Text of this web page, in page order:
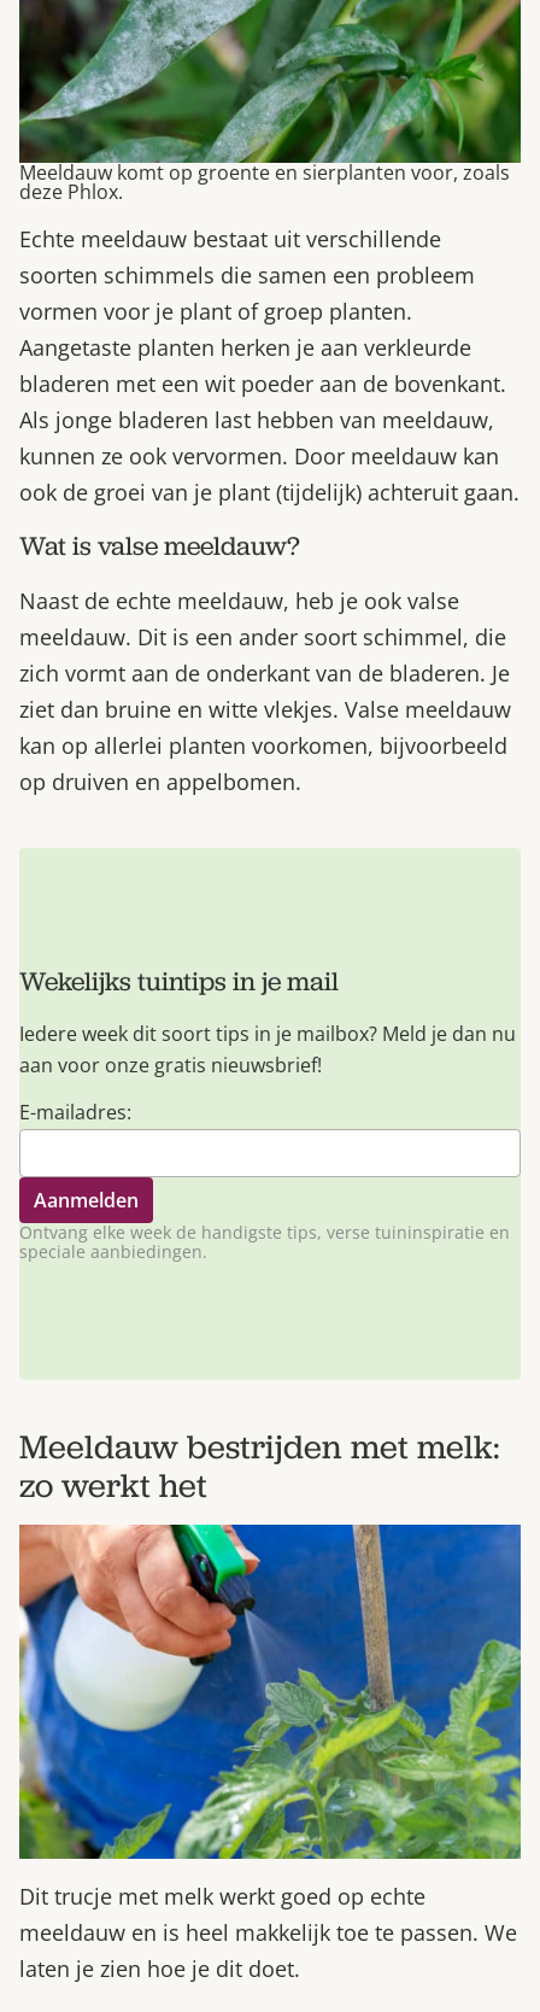
Meeldauw komt op groente en sierplanten voor, zoals
deze Phlox.
Echte meeldauw bestaat uit verschillende
soorten schimmels die samen een probleem
vormen voor je plant of groep planten.
Aangetaste planten herken je aan verkleurde
bladeren met een wit poeder aan de bovenkant.
Als jonge bladeren last hebben van meeldauw,
kunnen ze ook vervormen. Door meeldauw kan
ook de groei van je plant (tijdelijk) achteruit gaan.
Wat is valse meeldauw?
Naast de echte meeldauw, heb je ook valse
meeldauw. Dit is een ander soort schimmel, die
zich vormt aan de onderkant van de bladeren. Je
ziet dan bruine en witte vlekjes. Valse meeldauw
kan op allerlei planten voorkomen, bijvoorbeeld
op druiven en appelbomen.
Wekelijks tuintips in je mail
Iedere week dit soort tips in je mailbox? Meld je dan nu
aan voor onze gratis nieuwsbrief!
E-mailadres:
Ontvang elke week de handigste tips, verse tuininspiratie en
speciale aanbiedingen.
Meeldauw bestrijden met melk:
zo werkt het
Dit trucje met melk werkt goed op echte
meeldauw en is heel makkelijk toe te passen. We
laten je zien hoe je dit doet.